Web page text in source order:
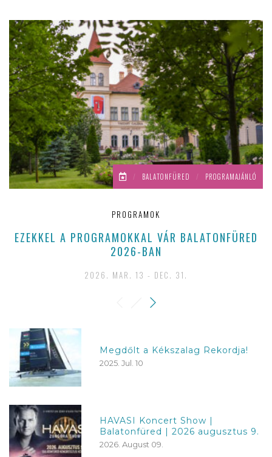
/ BALATONFÜRED / PROGRAMAJÁNLÓ
PROGRAMOK
EZEKKEL A PROGRAMOKKAL VÁR BALATONFÜRED
2026-BAN
2026. MAR. 13 - DEC. 31.
Megdőlt a Kékszalag Rekordja!
2025. Jul. 10
HAVASI Koncert Show |
Balatonfüred | 2026 augusztus 9.
2026. August 09.